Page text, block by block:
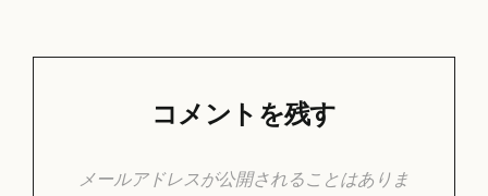
コメントを残す
メールアドレスが公開されることはありま